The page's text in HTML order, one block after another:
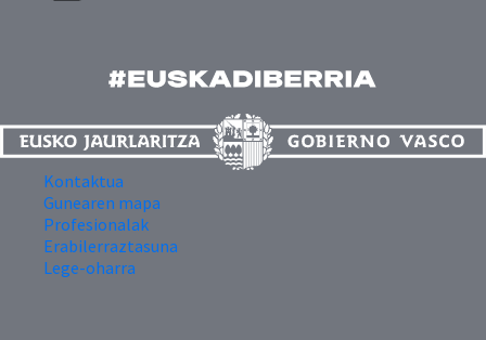
Kontaktua
Gunearen mapa
Profesionalak
Erabilerraztasuna
Lege-oharra